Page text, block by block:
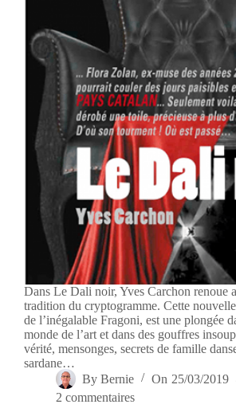
Dans Le Dali noir, Yves Carchon renoue
tradition du cryptogramme. Cette
de l’inégalable Fragoni, est une plongée
monde de l’art et dans des gouffres
vérité, mensonges, secrets de famille
sardane…
By Bernie On 25/03/2019
2 commentaires